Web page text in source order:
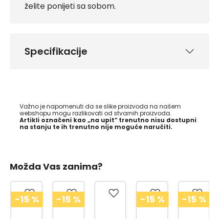
želite ponijeti sa sobom.
Specifikacije
Važno je napomenuti da se slike proizvoda na našem
webshopu mogu razlikovati od stvarnih proizvoda.
Artikli označeni kao „na upit“ trenutno nisu dostupni
na stanju te ih trenutno nije moguće naručiti.
Možda Vas zanima?
-15 % -15 % -15 % -15 %